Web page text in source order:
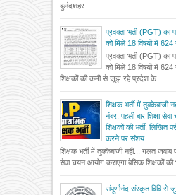
बुलंदशहर ...
प्रवक्ता भर्ती (PGT) का
को मिले 18 विषयों में 624
प्रवक्ता भर्ती (PGT) का
को मिले 18 विषयों में 624
शिक्षकों की कमी से जूझ रहे प्रदेश के ...
शिक्षक भर्ती में
नंबर, पहली बार शिक्षा
शिक्षकों की भर्ती, लिखित
करने पर संशय
शिक्षक भर्ती में तुक्केबाजी नहीं... गलत जवाब
सेवा चयन आयोग कराएगा बेसिक शिक्षकों की
संपूर्णानंद संस्कृत विवि से